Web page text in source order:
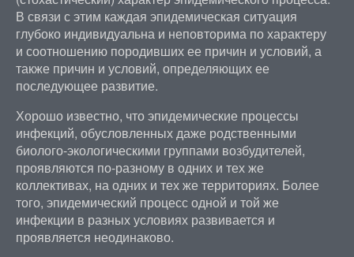
В связи с этим каждая эпидемическая ситуация
глубоко индивидуальна и неповторима по характеру
и соотношению породивших ее причин и условий, а
также причин и условий, определяющих ее
последующее развитие.
Хорошо известно, что эпидемические процессы
инфекций, обусловленных даже родственными
биолого-экологическими группами возбудителей,
проявляются по-разному в одних и тех же
коллективах, на одних и тех же территориях. Более
того, эпидемический процесс одной и той же
инфекции в разных условиях развивается и
проявляется неодинаково.